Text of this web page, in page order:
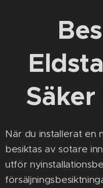
När du installerat en
besiktas av sotare
utför